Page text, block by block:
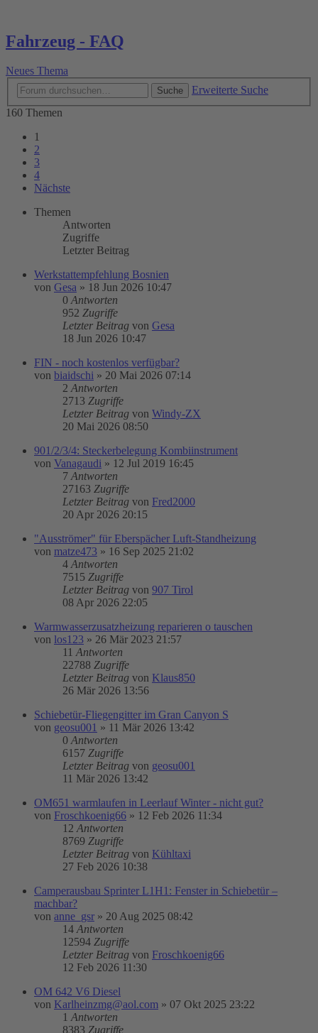
Fahrzeug - FAQ
Neues Thema
Suche
Erweiterte Suche
160 Themen
1
2
3
4
Nächste
Themen
Antworten
Zugriffe
Letzter Beitrag
Werkstattempfehlung Bosnien
von Gesa » 18 Jun 2026 10:47
0 Antworten
952 Zugriffe
Letzter Beitrag von Gesa
18 Jun 2026 10:47
FIN - noch kostenlos verfügbar?
von biaidschi » 20 Mai 2026 07:14
2 Antworten
2713 Zugriffe
Letzter Beitrag von Windy-ZX
20 Mai 2026 08:50
901/2/3/4: Steckerbelegung Kombiinstrument
von Vanagaudi » 12 Jul 2019 16:45
7 Antworten
27163 Zugriffe
Letzter Beitrag von Fred2000
20 Apr 2026 20:15
"Ausströmer" für Eberspächer Luft-Standheizung
von matze473 » 16 Sep 2025 21:02
4 Antworten
7515 Zugriffe
Letzter Beitrag von 907 Tirol
08 Apr 2026 22:05
Warmwasserzusatzheizung reparieren o tauschen
von los123 » 26 Mär 2023 21:57
11 Antworten
22788 Zugriffe
Letzter Beitrag von Klaus850
26 Mär 2026 13:56
Schiebetür-Fliegengitter im Gran Canyon S
von geosu001 » 11 Mär 2026 13:42
0 Antworten
6157 Zugriffe
Letzter Beitrag von geosu001
11 Mär 2026 13:42
OM651 warmlaufen in Leerlauf Winter - nicht gut?
von Froschkoenig66 » 12 Feb 2026 11:34
12 Antworten
8769 Zugriffe
Letzter Beitrag von Kühltaxi
27 Feb 2026 10:38
Camperausbau Sprinter L1H1: Fenster in Schiebetür –
machbar?
von anne_gsr » 20 Aug 2025 08:42
14 Antworten
12594 Zugriffe
Letzter Beitrag von Froschkoenig66
12 Feb 2026 11:30
OM 642 V6 Diesel
von Karlheinzmg@aol.com » 07 Okt 2025 23:22
1 Antworten
8383 Zugriffe